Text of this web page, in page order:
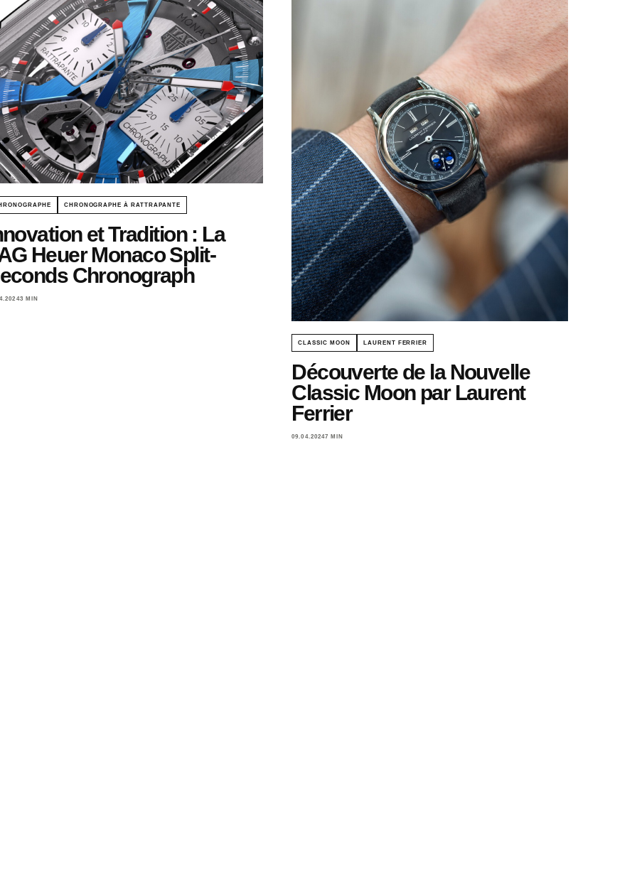
CHRONOGRAPHE À RATTRAPANTE
et Tradition : La
Heuer Monaco Split-
Chronograph
3 MIN
CLASSIC MOON LAURENT FERRIER
Découverte de la Nouvelle
Classic Moon par Laurent
Ferrier
09.04.20247 MIN